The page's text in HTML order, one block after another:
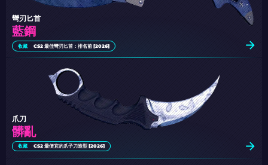
藍鋼
彎刃匕首
收藏 CS2 最佳彎刃匕首：排名前 [2026]
髒亂
爪刀
收藏 CS2 最便宜的爪子刀造型 [2026]